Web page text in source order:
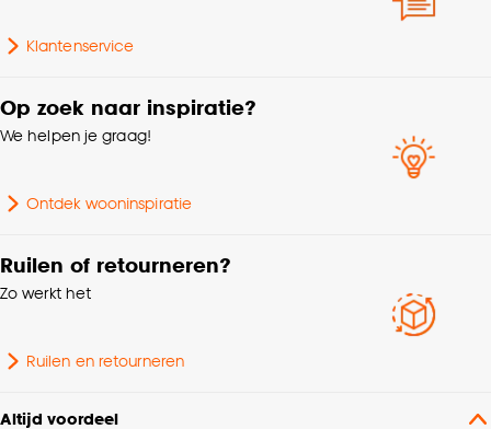
Klantenservice
Op zoek naar inspiratie?
We helpen je graag!
Ontdek wooninspiratie
Ruilen of retourneren?
Zo werkt het
Ruilen en retourneren
Altijd voordeel